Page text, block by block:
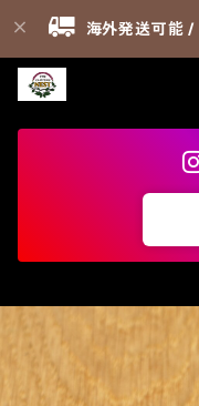
海外発送可